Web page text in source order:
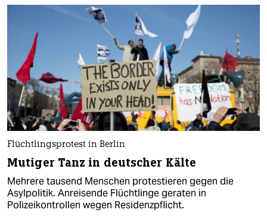
Flüchtlingsprotest in Berlin
Mutiger Tanz in deutscher Kälte
Mehrere tausend Menschen protestieren gegen die
Asylpolitik. Anreisende Flüchtlinge geraten in
Polizeikontrollen wegen Residenzpflicht.